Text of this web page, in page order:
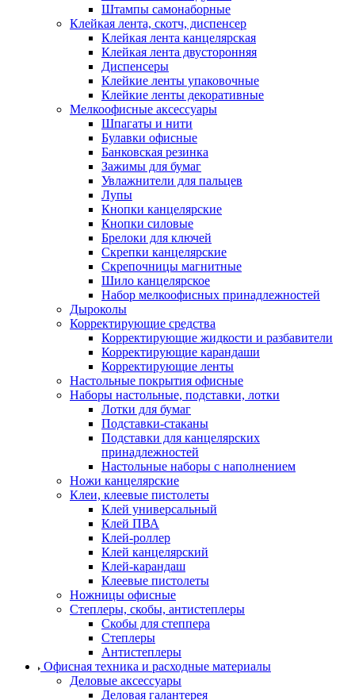
Штампы самонаборные
Клейкая лента, скотч, диспенсер
Клейкая лента канцелярская
Клейкая лента двусторонняя
Диспенсеры
Клейкие ленты упаковочные
Клейкие ленты декоративные
Мелкоофисные аксессуары
Шпагаты и нити
Булавки офисные
Банковская резинка
Зажимы для бумаг
Увлажнители для пальцев
Лупы
Кнопки канцелярские
Кнопки силовые
Брелоки для ключей
Скрепки канцелярские
Скрепочницы магнитные
Шило канцелярское
Набор мелкоофисных принадлежностей
Дыроколы
Корректирующие средства
Корректирующие жидкости и разбавители
Корректирующие карандаши
Корректирующие ленты
Настольные покрытия офисные
Наборы настольные, подставки, лотки
Лотки для бумаг
Подставки-стаканы
Подставки для канцелярских
принадлежностей
Настольные наборы с наполнением
Ножи канцелярские
Клеи, клеевые пистолеты
Клей универсальный
Клей ПВА
Клей-роллер
Клей канцелярский
Клей-карандаш
Клеевые пистолеты
Ножницы офисные
Степлеры, скобы, антистеплеры
Скобы для степпера
Степлеры
Антистеплеры
Офисная техника и расходные материалы
Деловые аксессуары
Деловая галантерея